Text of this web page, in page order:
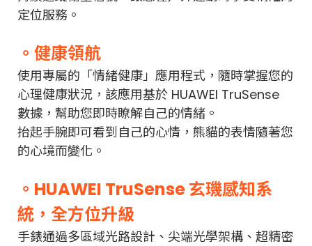
定位服務。
。健康領航
使用專屬的「情緒健康」應用程式，隨時掌握您的
心理健康狀況，該應用基於 HUAWEI TruSense
數據，幫助您即時瞭解自己的情緒。
抬起手腕即可看到自己的心情，熊貓的表情隨著您
的心境而變化。
。HUAWEI TruSense 玄璣感知系
統，全方位升級
手錶通過多區域光路設計、尖端光學架構、超精密